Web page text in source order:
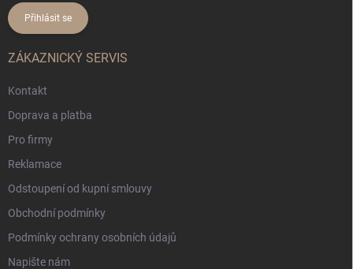
Přihlásit se
ZÁKAZNICKÝ SERVIS
Kontakt
Doprava a platba
Pro firmy
Reklamace
Odstoupení od kupní smlouvy
Obchodní podmínky
Podmínky ochrany osobních údajů
Napište nám